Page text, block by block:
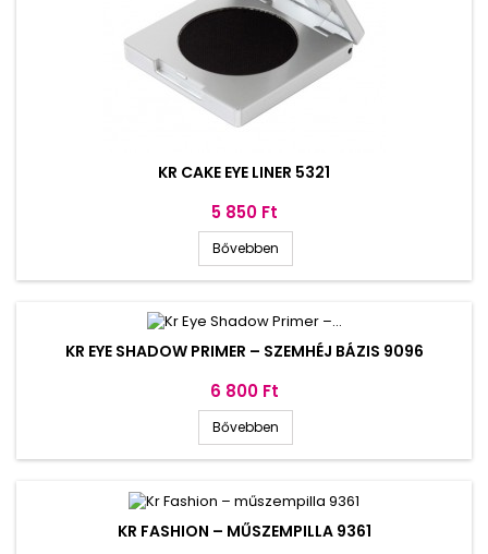
KR CAKE EYE LINER 5321
Ár
5 850 Ft
Bővebben
KR EYE SHADOW PRIMER – SZEMHÉJ BÁZIS 9096
Ár
6 800 Ft
Bővebben
KR FASHION – MŰSZEMPILLA 9361